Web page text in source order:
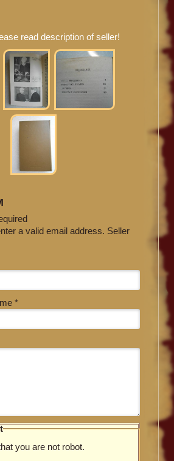
read description of seller!
a valid email address. Seller
*
you are not robot.